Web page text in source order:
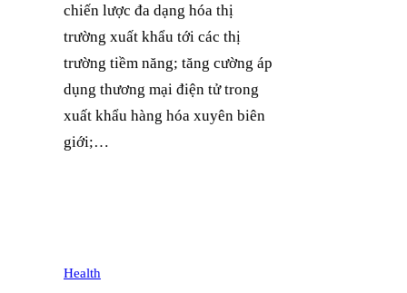
chiến lược đa dạng hóa thị
trường xuất khẩu tới các thị
trường tiềm năng; tăng cường áp
dụng thương mại điện tử trong
xuất khẩu hàng hóa xuyên biên
giới;…
Health